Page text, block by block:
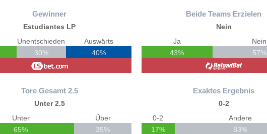
Gewinner
Estudiantes LP
Unentschieden
30%
Auswärts
40%
Tore Gesamt 2.5
Unter 2.5
Unter
65%
Über
35%
Beide Teams Erzielen
Nein
Ja
43%
Nein
57%
Exaktes Ergebnis
0-2
0-2
17%
Andere
83%